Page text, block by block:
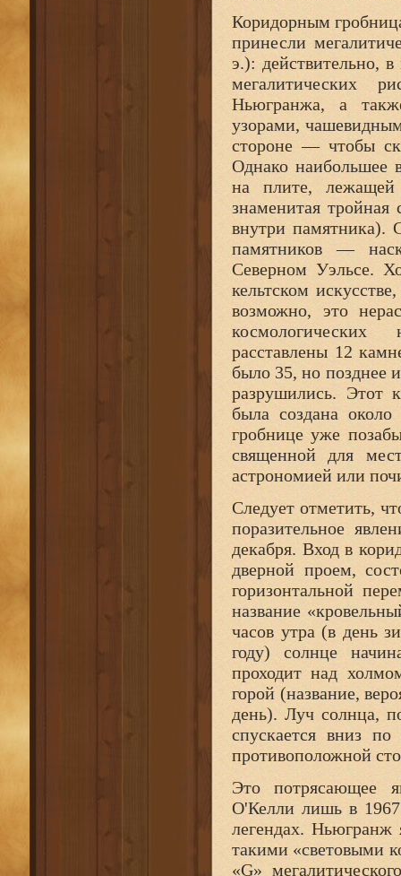
Коридорным
принесли
э.): действительно, в
мегалитических
Ньюгранжа, а
узорами,
стороне — чтобы
Однако наибольшее
на плите,
знаменитая
внутри памятника).
памятников —
Северном Уэльсе.
кельтском
возможно, это
расставлены 12
было 35, но позднее
разрушились. Этот
была создана
гробнице уже
священной для
астрономией или
Следует отметить,
поразительное
декабря. Вход в
дверной проем,
горизонтальной
название
часов утра (в день
году) солнце
проходит над
горой (название,
день). Луч солнца,
спускается вниз
противоположной
Это потрясающее
О'Келли лишь в 1967
легендах. Ньюгранж
такими «световыми
«G»